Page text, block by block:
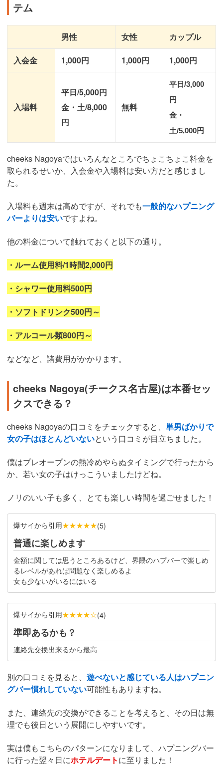
テム
男性 女性 カップル
入会金 1,000円 1,000円 1,000円
入場料
平日/5,000円
金・土/8,000
円
無料
平日/3,000
円
金・
土/5,000円
cheeks Nagoyaではいろんなところでちょこちょこ料金を
取られるせいか、入会金や入場料は安い方だと感じまし
た。
入場料も週末は高めですが、それでも一般的なハプニング
バーよりは安いですよね。
他の料金について触れておくと以下の通り。
・ルーム使用料/1時間2,000円
・シャワー使用料500円
・ソフトドリンク500円～
・アルコール類800円～
などなど、諸費用がかかります。
cheeks Nagoya(チークス名古屋)は本番セッ
クスできる？
cheeks Nagoyaの口コミをチェックすると、 単男ばかりで
女の子はほとんどいないという口コミが目立ちました。
僕はプレオープンの熱冷めやらぬタイミングで行ったから
か、若い女の子はけっこういましたけどね。
ノリのいい子も多く、とても楽しい時間を過ごせました！
爆サイから引用★★★★★(5)
普通に楽しめます
金額に関しては思うところあるけど、界隈のハプバーで楽しめ
るレベルがあれば問題なく楽しめるよ
女も少ないがいるにはいる
爆サイから引用★★★★☆(4)
準即あるかも？
連絡先交換出来るから最高
別の口コミを見ると、 遊べないと感じている人はハプニン
グバー慣れしていない可能性もありますね。
また、連絡先の交換ができることを考えると、その日は無
理でも後日という展開にしやすいです。
実は僕もこちらのパターンになりまして、ハプニングバー
に行った翌々日にホテルデートに至りました！